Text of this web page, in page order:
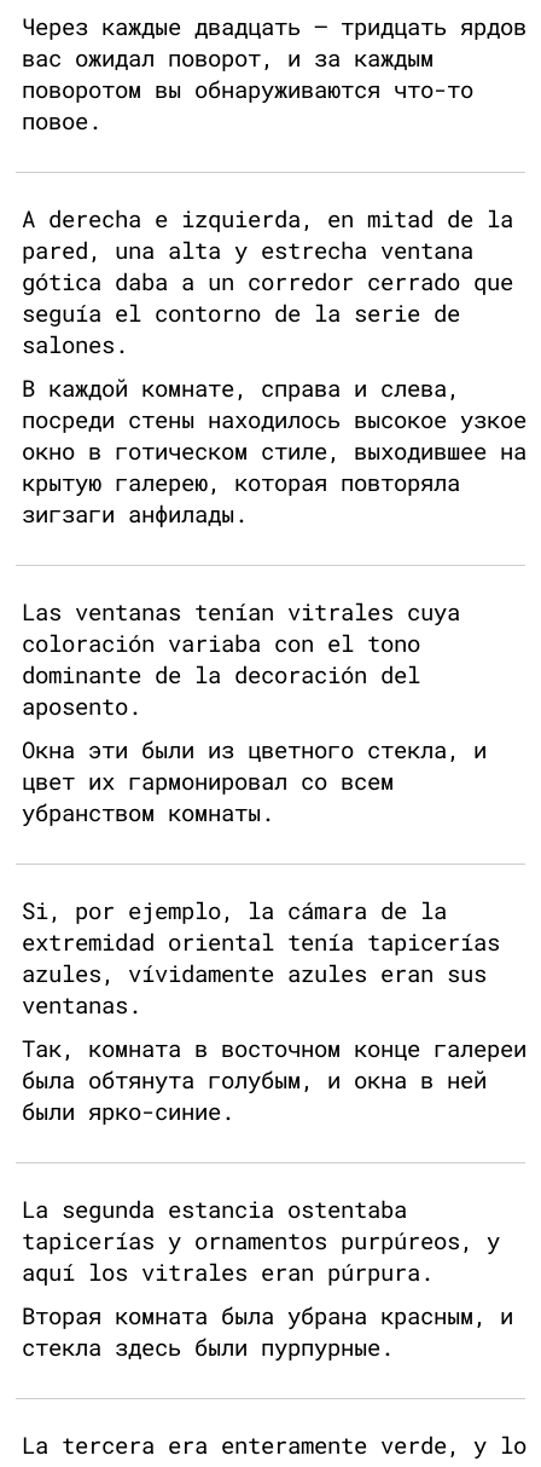
Через каждые двадцать — тридцать ярдов
вас ожидал поворот, и за каждым
поворотом вы обнаруживаются что-то
повое.
A derecha e izquierda, en mitad de la
pared, una alta y estrecha ventana
gótica daba a un corredor cerrado que
seguía el contorno de la serie de
salones.
В каждой комнате, справа и слева,
посреди стены находилось высокое узкое
окно в готическом стиле, выходившее на
крытую галерею, которая повторяла
зигзаги анфилады.
Las ventanas tenían vitrales cuya
coloración variaba con el tono
dominante de la decoración del
aposento.
Окна эти были из цветного стекла, и
цвет их гармонировал со всем
убранством комнаты.
Si, por ejemplo, la cámara de la
extremidad oriental tenía tapicerías
azules, vívidamente azules eran sus
ventanas.
Так, комната в восточном конце галереи
была обтянута голубым, и окна в ней
были ярко-синие.
La segunda estancia ostentaba
tapicerías y ornamentos purpúreos, y
aquí los vitrales eran púrpura.
Вторая комната была убрана красным, и
стекла здесь были пурпурные.
La tercera era enteramente verde, y lo